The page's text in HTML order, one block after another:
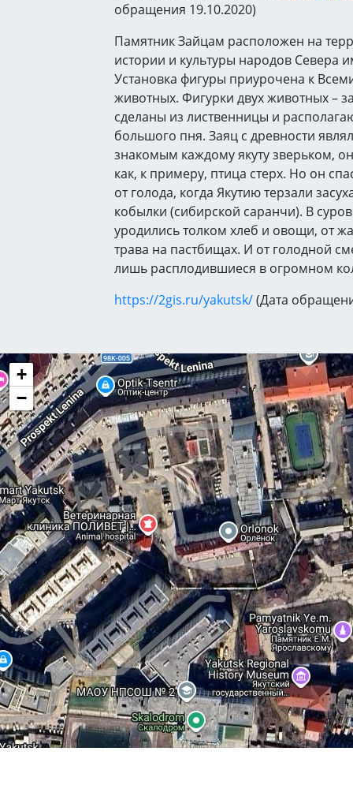
обращения 19.10.2020)
Памятник Зайцам расположен на
истории и культуры народов Севера
Установка фигуры приурочена к
животных. Фигурки двух животных –
сделаны из лиственницы и
большого пня. Заяц с древности
знакомым каждому якуту зверьком,
как, к примеру, птица стерх. Но он
от голода, когда Якутию терзали
кобылки (сибирской саранчи). В
уродились толком хлеб и овощи, от
трава на пастбищах. И от голодной
лишь расплодившиеся в огромном
https://2gis.ru/yakutsk/(Дата
+
−